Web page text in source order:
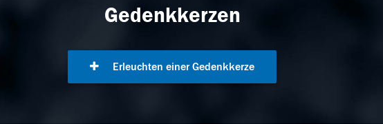
Gedenkkerzen
Erleuchten einer Gedenkkerze